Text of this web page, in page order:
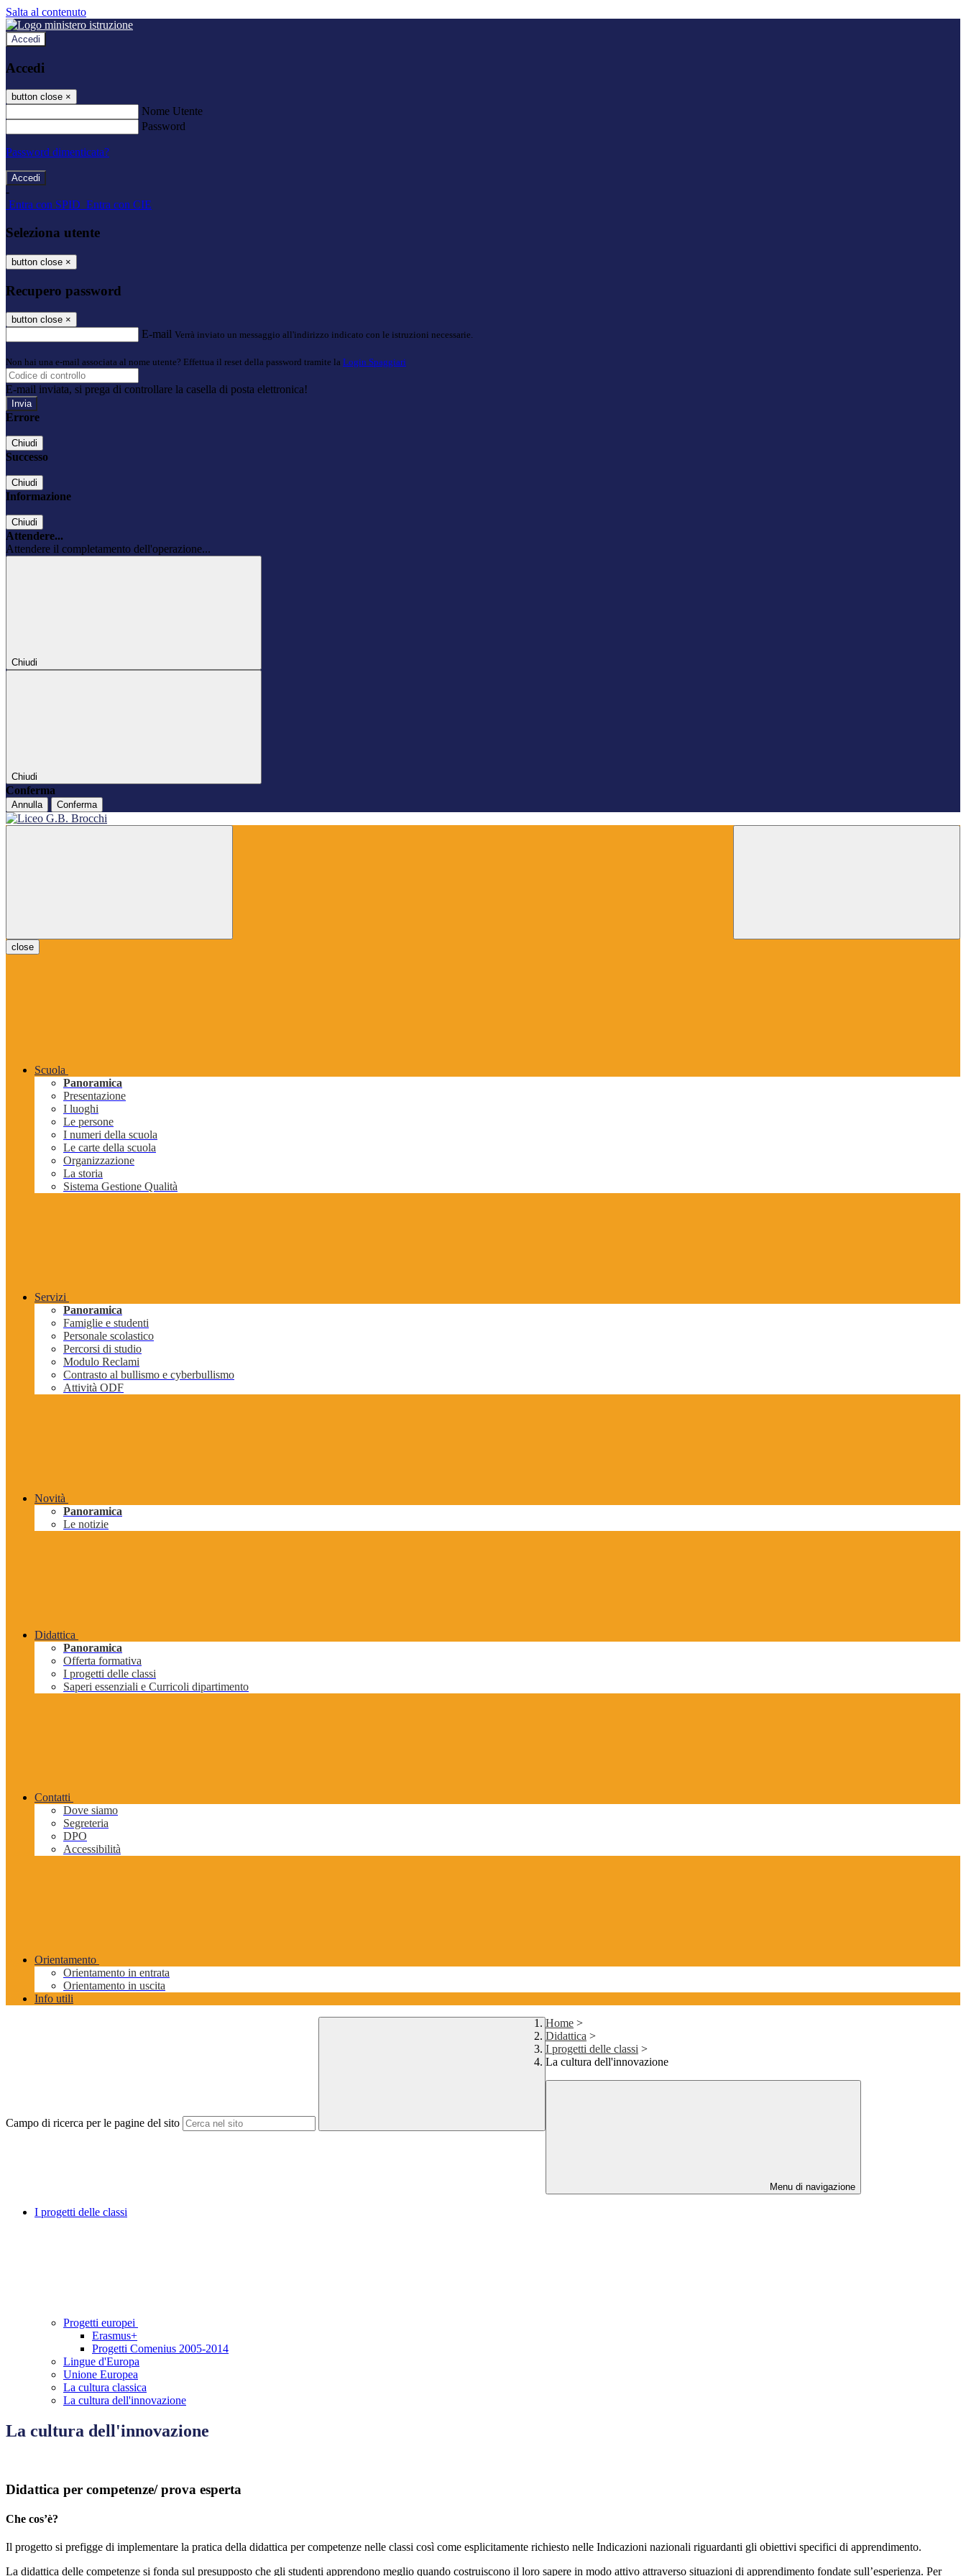
Salta al contenuto
Accedi
Accedi
button close ×
Nome Utente
Password
Password dimenticata?
-
Entra con SPID Entra con CIE
Seleziona utente
button close ×
Recupero password
button close ×
E-mail Verrà inviato un messaggio all'indirizzo indicato con le istruzioni necessarie.
Non hai una e-mail associata al nome utente? Effettua il reset della password tramite la Login Spaggiari
E-mail inviata, si prega di controllare la casella di posta elettronica!
Errore
Chiudi
Successo
Chiudi
Informazione
Chiudi
Attendere...
Attendere il completamento dell'operazione...
Chiudi
Chiudi
Conferma
Annulla Conferma
close
Scuola
Panoramica
Presentazione
I luoghi
Le persone
I numeri della scuola
Le carte della scuola
Organizzazione
La storia
Sistema Gestione Qualità
Servizi
Panoramica
Famiglie e studenti
Personale scolastico
Percorsi di studio
Modulo Reclami
Contrasto al bullismo e cyberbullismo
Attività ODF
Novità
Panoramica
Le notizie
Didattica
Panoramica
Offerta formativa
I progetti delle classi
Saperi essenziali e Curricoli dipartimento
Contatti
Dove siamo
Segreteria
DPO
Accessibilità
Orientamento
Orientamento in entrata
Orientamento in uscita
Info utili
Campo di ricerca per le pagine del sito
Home >
Didattica >
I progetti delle classi >
La cultura dell'innovazione
Menu di navigazione
I progetti delle classi
Progetti europei
Erasmus+
Progetti Comenius 2005-2014
Lingue d'Europa
Unione Europea
La cultura classica
La cultura dell'innovazione
La cultura dell'innovazione
Didattica per competenze/ prova esperta
Che cos’è?
Il progetto si prefigge di implementare la pratica della didattica per competenze nelle classi così come esplicitamente richiesto nelle Indicazioni nazionali riguardanti gli obiettivi specifici di apprendimento.
La didattica delle competenze si fonda sul presupposto che gli studenti apprendono meglio quando costruiscono il loro sapere in modo attivo attraverso situazioni di apprendimento fondate sull’esperienza. Per